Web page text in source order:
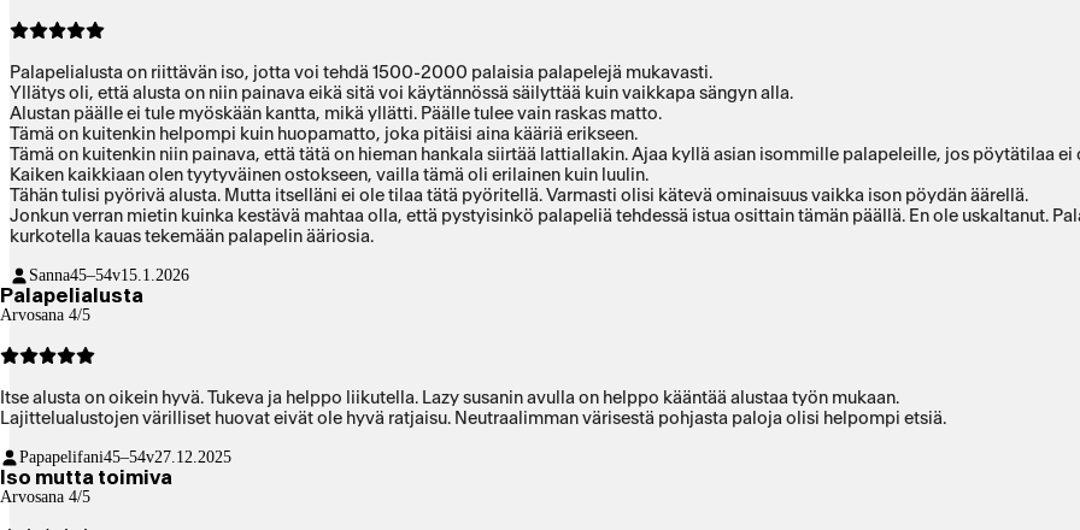
Palapelialusta on riittävän iso, jotta voi tehdä 1500-2000 palaisia palapelejä mukavasti.
Yllätys oli, että alusta on niin painava eikä sitä voi käytännössä säilyttää kuin vaikkapa sängyn alla.
Alustan päälle ei tule myöskään kantta, mikä yllätti. Päälle tulee vain raskas matto.
Tämä on kuitenkin helpompi kuin huopamatto, joka pitäisi aina kääriä erikseen.
Tämä on kuitenkin niin painava, että tätä on hieman hankala siirtää lattiallakin. Ajaa kyllä asian isommille palapeleille, jos pöytätilaa
Kaiken kaikkiaan olen tyytyväinen ostokseen, vailla tämä oli erilainen kuin luulin.
Tähän tulisi pyörivä alusta. Mutta itselläni ei ole tilaa tätä pyöritellä. Varmasti olisi kätevä ominaisuus vaikka ison pöydän äärellä.
Jonkun verran mietin kuinka kestävä mahtaa olla, että pystyisinkö palapeliä tehdessä istua osittain tämän päällä. En ole uskaltanut.
kurkotella kauas tekemään palapelin ääriosia.
Sanna45–54v15.1.2026
Palapelialusta
Arvosana 4/5
Itse alusta on oikein hyvä. Tukeva ja helppo liikutella. Lazy susanin avulla on helppo kääntää alustaa työn mukaan.
Lajittelualustojen värilliset huovat eivät ole hyvä ratjaisu. Neutraalimman värisestä pohjasta paloja olisi helpompi etsiä.
Papapelifani45–54v27.12.2025
Iso mutta toimiva
Arvosana 4/5